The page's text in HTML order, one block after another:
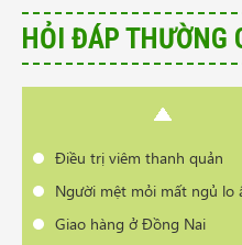
HỎI ĐÁP THƯỜNG
nhanh nhất
Có phải bị thoái hóa cột
đổi thời tiết?
Cần tư vấn sản phẩm trị vẩy
Điều trị viêm thanh quản
Người mệt mỏi mất ngủ lo
Giao hàng ở Đồng Nai